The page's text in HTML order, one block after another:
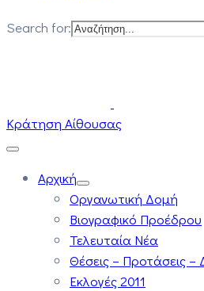
Search for:
Κράτηση Αίθουσας
Αρχική
Οργανωτική Δομή
Βιογραφικό Προέδρου
Τελευταία Νέα
Θέσεις – Προτάσεις –
Εκλογές 2011